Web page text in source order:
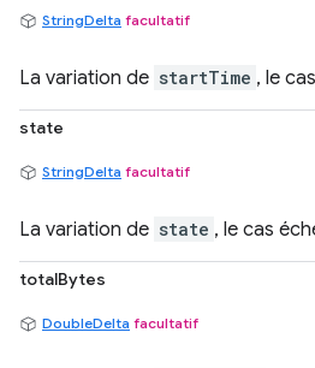
StringDelta facultatif
La variation de startTime , le
state
StringDelta facultatif
La variation de state , le cas
totalBytes
DoubleDelta facultatif